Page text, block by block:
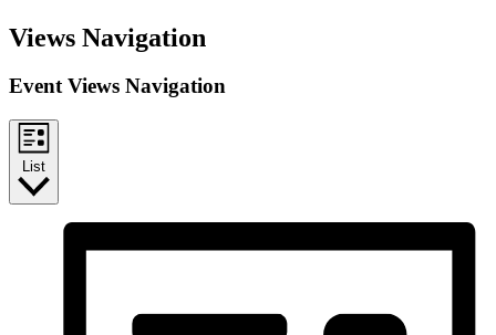
Views Navigation
Event Views Navigation
List